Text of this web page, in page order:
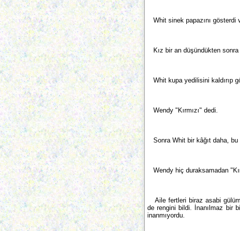
Whit sinek papazını gösterdi
Kız bir an düşündükten sonra
Whit kupa yedilisini kaldırıp
Wendy "Kırmızı" dedi.
Sonra Whit bir kâğıt daha, bu
Wendy hiç duraksamadan
Aile fertleri biraz asabi
de rengini bildi. İnanılmaz bir
inanmıyordu.